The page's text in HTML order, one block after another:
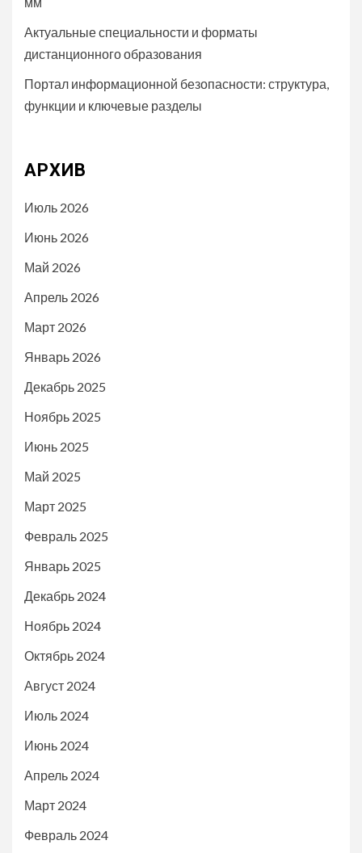
Актуальные специальности и форматы
дистанционного образования
Портал информационной безопасности: структура,
функции и ключевые разделы
АРХИВ
Июль 2026
Июнь 2026
Май 2026
Апрель 2026
Март 2026
Январь 2026
Декабрь 2025
Ноябрь 2025
Июнь 2025
Май 2025
Март 2025
Февраль 2025
Январь 2025
Декабрь 2024
Ноябрь 2024
Октябрь 2024
Август 2024
Июль 2024
Июнь 2024
Апрель 2024
Март 2024
Февраль 2024